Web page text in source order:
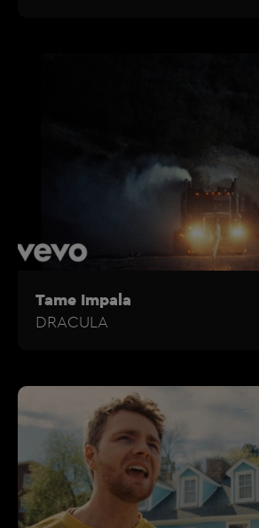
Tame Impala
DRACULA